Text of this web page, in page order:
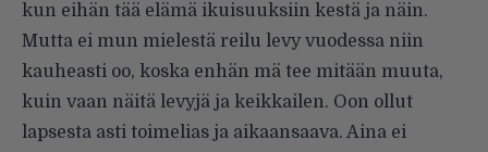
kun eihän tää elämä ikuisuuksiin kestä ja näin.
Mutta ei mun mielestä reilu levy vuodessa niin
kauheasti oo, koska enhän mä tee mitään muuta,
kuin vaan näitä levyjä ja keikkailen. Oon ollut
lapsesta asti toimelias ja aikaansaava. Aina ei